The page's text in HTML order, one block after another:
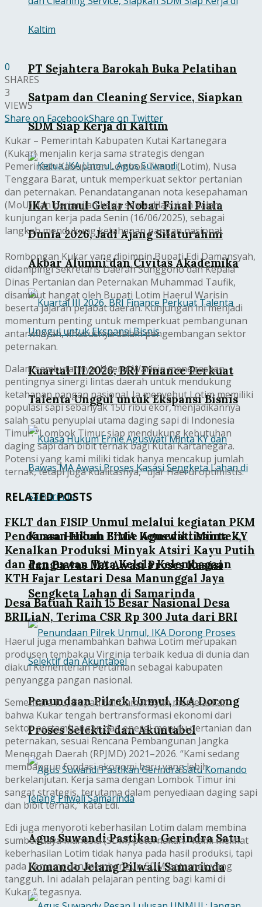
PT Sejahtera Barokah Buka Pelatihan
Satpam dan Cleaning Service, Siapkan
SDM Siap Kerja di Kaltim
IKA Unmul Gelar Nobar Final Piala
Dunia 2026, Jadi Ajang Silaturahmi
Akbar Alumni dan Civitas Akademika
Kuartal III 2026, BRI Finance Perkuat
Talenta Unggul untuk Ekspansi Bisnis
Kuasa Hukum Ernie Aguswati Minta KY
dan Bawas MA Awasi Proses Kasasi
Sengketa Lahan di Samarinda
Penundaan Pilrek Unmul, IKA Dorong
Proses Selektif dan Akuntabel
Agus Suwandi Pastikan Gerindra Satu
Komando Jelang Pilwali Samarinda
0
SHARES
3
VIEWS
Share on FacebookShare on Twitter
Kukar – Pemerintah Kabupaten Kutai Kartanegara
(Kukar) menjalin kerja sama strategis dengan
Pemerintah Kabupaten Lombok Timur (Lotim), Nusa
Tenggara Barat, untuk memperkuat sektor pertanian
dan peternakan. Penandatanganan nota kesepahaman
(MoU) dan perjanjian kerja sama dilakukan dalam
kunjungan kerja pada Senin (16/06/2025), sebagai
langkah mendukung ketahanan pangan nasional.
Rombongan Kukar yang dipimpin Bupati Edi Damansyah,
didampingi Sekretaris Daerah Sunggono dan Kepala
Dinas Pertanian dan Peternakan Muhammad Taufik,
disambut hangat oleh Bupati Lotim Haerul Warisin
beserta jajaran pejabat daerah. Kunjungan ini menjadi
momentum penting untuk memperkuat pembangunan
antarwilayah, khususnya dalam pengembangan sektor
peternakan.
Dalam sambutannya, Haerul Warisin menegaskan
pentingnya sinergi lintas daerah untuk mendukung
ketahanan pangan nasional. Ia menyebut Lotim memiliki
populasi sapi sebanyak 150 ribu ekor, menjadikannya
salah satu penyuplai utama daging sapi di Indonesia
Timur. “Lombok Timur siap mendukung kebutuhan
daging sapi dan bibit ternak bagi Kutai Kartanegara.
Potensi yang kami miliki tidak hanya mencakup jumlah
ternak, tetapi juga kualitasnya,” ujar Haerul optimistis.
RELATED POSTS
FKLT dan FISIP Unmul melalui kegiatan PKM
Pendanaan Hibah BIMA Kemediktisaintek,
Kenalkan Produksi Minyak Atsiri Kayu Putih
dan Penguatan Tata Kelola Kelembagaan
KTH Fajar Lestari Desa Manunggal Jaya
Desa Batuah Raih 15 Besar Nasional Desa
BRILiaN, Terima CSR Rp 300 Juta dari BRI
Haerul juga menambahkan bahwa Lotim merupakan
produsen tembakau Virginia terbaik kedua di dunia dan
diakui Kementerian Pertanian sebagai kabupaten
penyangga pangan nasional.
Sementara itu, Bupati Edi Damansyah menjelaskan
bahwa Kukar tengah bertransformasi ekonomi dari
sektor pertambangan dan energi menuju pertanian dan
peternakan, sesuai Rencana Pembangunan Jangka
Menengah Daerah (RPJMD) 2021–2026. “Kami sedang
membangun fondasi ekonomi baru yang lebih
berkelanjutan. Kerja sama dengan Lombok Timur ini
sangat strategis, terutama dalam penyediaan daging sapi
dan bibit ternak,” kata Edi.
Edi juga menyoroti keberhasilan Lotim dalam membina
sumber daya manusia (SDM) peternakan. “Kami melihat
keberhasilan Lotim tidak hanya pada hasil produksi, tapi
pada kemampuan membangun SDM peternak yang
tangguh. Ini adalah pelajaran penting bagi kami di
Kukar,” tegasnya.